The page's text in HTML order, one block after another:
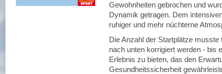
Gewohnheiten gebrochen und
Dynamik getragen. Dem
ruhiger und mehr nüchterne
Die Anzahl der Startplätze
nach unten korrigiert werden - bis
Erlebnis zu bieten, das den
Gesundheitssicherheit